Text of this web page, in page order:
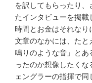
を訳してもらったり
たインタビューを掲載
時間とお金はそれなり
文章のなかには、た
鳴りのような音」と
ったのか想像したく
ェングラーの指揮で